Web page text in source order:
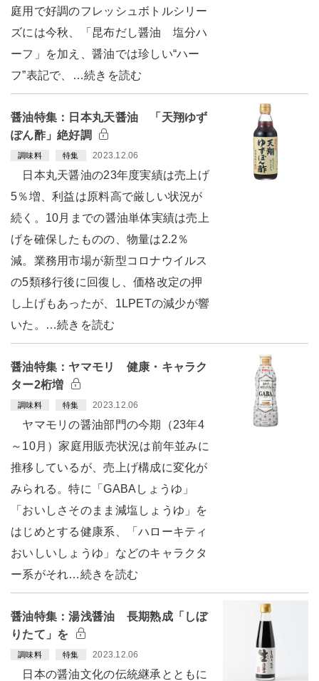
庭用で好調のフレッシュボトルシリー
ズには今秋、「昆布だし醤油 塩分ハ
ーフ」を加え、醤油では珍しい“ハー
フ”表記で、…続きを読む
醤油特集：日本丸天醤油 「天翔ゆず
ぽん酢」絶好調
調味料 特集 2023.12.06
日本丸天醤油の23年度実績は売上げ
5％増、利益は原料高で厳しい状況が
続く。10月までの醤油単体実績は売上
げを確保したものの、物量は2.2％
減。業務用市場が新型コロナウイルス
の5類移行後に回復し、価格改定の押
し上げもあったが、1LPETの減少が響
いた。…続きを読む
醤油特集：ヤマモリ 健康・キャラク
ター2桁増
調味料 特集 2023.12.06
ヤマモリの醤油部門の今期（23年4
～10月）家庭用販売状況は前年並みに
推移しているが、売上げ構成に変化が
みられる。特に「GABAしょうゆ」
「おいしさそのまま減塩しょうゆ」を
はじめとする健康系、「ハローキティ
おいしいしょうゆ」などのキャラクタ
ー系がそれ…続きを読む
醤油特集：湯浅醤油 長期熟成「しぼ
りたて」を
調味料 特集 2023.12.06
日本の醤油文化の伝統継承とともに